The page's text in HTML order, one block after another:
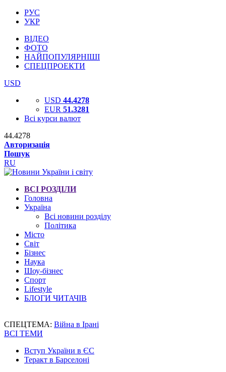
РУС
УКР
ВІДЕО
ФОТО
НАЙПОПУЛЯРНІШІ
СПЕЦПРОЕКТИ
USD
USD 44.4278
EUR 51.3281
Всі курси валют
44.4278
Авторизація
Пошук
RU
ВСІ РОЗДІЛИ
Головна
Україна
Всі новини розділу
Політика
Місто
Світ
Бізнес
Наука
Шоу-бізнес
Спорт
Lifestyle
БЛОГИ ЧИТАЧІВ
СПЕЦТЕМА: Війна в Ірані
ВСІ ТЕМИ
Вступ України в ЄС
Теракт в Барселоні